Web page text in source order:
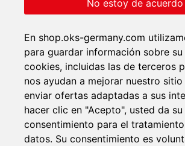
En shop.oks-germany.com
para guardar información sobre
cookies, incluidas las de terceros
nos ayudan a mejorar nuestro
enviar ofertas adaptadas a sus
hacer clic en "Acepto", usted da su
consentimiento para el
datos. Su consentimiento es
No estoy de acuerdo